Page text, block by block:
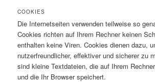
COOKIES
Die Internetseiten verwenden teilweise so
Cookies richten auf Ihrem Rechner keinen
enthalten keine Viren. Cookies dienen dazu,
nutzerfreundlicher, effektiver und sicherer zu
sind kleine Textdateien, die auf Ihrem
und die Ihr Browser speichert.